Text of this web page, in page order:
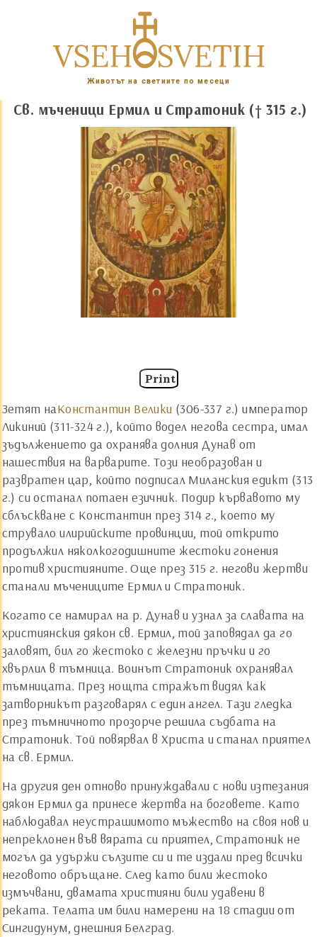
Животът на светиите по месеци
Св. мъченици Ермил и Стратоник († 315 г.)
Print
Зетят наКонстантин Велики (306-337 г.) император
Ликиний (311-324 г.), който водел негова сестра, имал
зъдължението да охранява долния Дунав от
нашествия на варварите. Този необразован и
развратен цар, който подписал Миланския едикт (313
г.) си останал потаен езичник. Подир кървавото му
сблъскване с Константин през 314 г., което му
струвало илирийските провинции, той открито
продължил няколкогодишните жестоки гонения
против християните. Още през 315 г. негови жертви
станали мъчениците Ермил и Стратоник.
Когато се намирал на р. Дунав и узнал за славата на
християнския дякон св. Ермил, той заповядал да го
заловят, бил го жестоко с железни пръчки и го
хвърлил в тъмница. Воинът Стратоник охранявал
тъмницата. През нощта стражът видял как
затворникът разговарял с един ангел. Тази гледка
през тъмничното прозорче решила съдбата на
Стратоник. Той повярвал в Христа и станал приятел
на св. Ермил.
На другия ден отново принуждавали с нови изтезания
дякон Ермил да принесе жертва на боговете. Като
наблюдавал неустрашимото мъжество на своя нов и
непреклонен във вярата си приятел, Стратоник не
могъл да удържи сълзите си и те издали пред всички
неговото обръщане. След като били жестоко
измъчвани, двамата християни били удавени в
реката. Телата им били намерени на 18 стадии от
Сингидунум, днешния Белград.